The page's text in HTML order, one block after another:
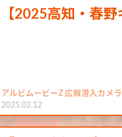
【2025高知・春
アルビムービーZ 広報潜入カメ
2025.02.12